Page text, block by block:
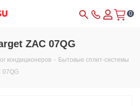
0
ZAC 07QG
кондиционеров - Бытовые сплит-системы
07QG